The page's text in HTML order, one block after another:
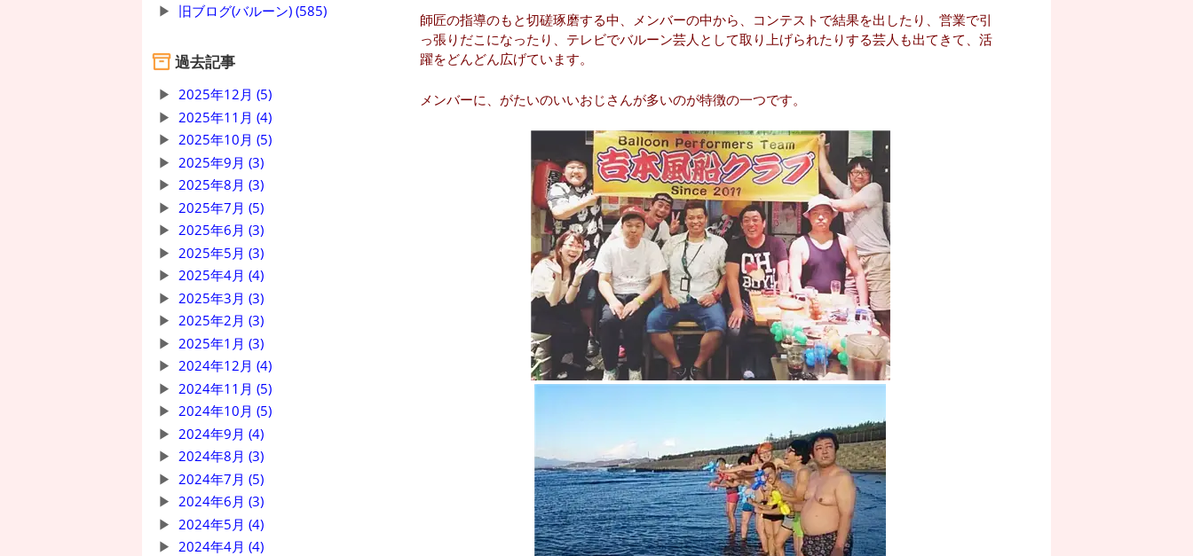
旧ブログ(バルーン) (585)
過去記事
2025年12月 (5)
2025年11月 (4)
2025年10月 (5)
2025年9月 (3)
2025年8月 (3)
2025年7月 (5)
2025年6月 (3)
2025年5月 (3)
2025年4月 (4)
2025年3月 (3)
2025年2月 (3)
2025年1月 (3)
2024年12月 (4)
2024年11月 (5)
2024年10月 (5)
2024年9月 (4)
2024年8月 (3)
2024年7月 (5)
2024年6月 (3)
2024年5月 (4)
2024年4月 (4)
師匠の指導のもと切磋琢磨する中、メンバーの中から、コンテストで結果を出したり、営業で引
っ張りだこになったり、テレビでバルーン芸人として取り上げられたりする芸人も出てきて、活
躍をどんどん広げています。
メンバーに、がたいのいいおじさんが多いのが特徴の一つです。